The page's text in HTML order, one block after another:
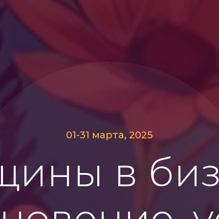
01-31 марта, 2025
в